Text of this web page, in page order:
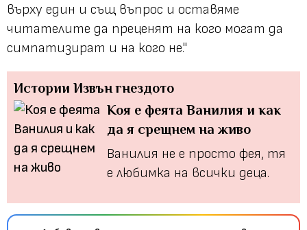
върху един и същ въпрос и оставяме
читателите да преценят на кого могат да
симпатизират и на кого не."
Истории Извън гнездото
Коя е феята Ванилия и как
да я срещнем на живо
Ванилия не е просто фея, тя
е любимка на всички деца.